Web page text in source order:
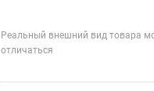
Реальный внешний вид товара
отличаться